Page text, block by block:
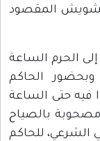
المقصود
إلى الحرم الساعة
وبحضور الحاكم
فيه حتى الساعة
مصحوبة بالصياح
الشرعي، للحاكم